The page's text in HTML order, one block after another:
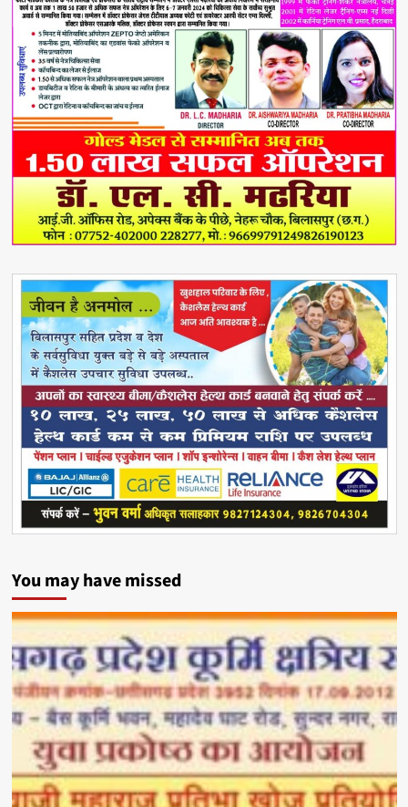
You may have missed